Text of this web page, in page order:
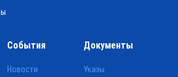
События
Новости
Документы
Указы